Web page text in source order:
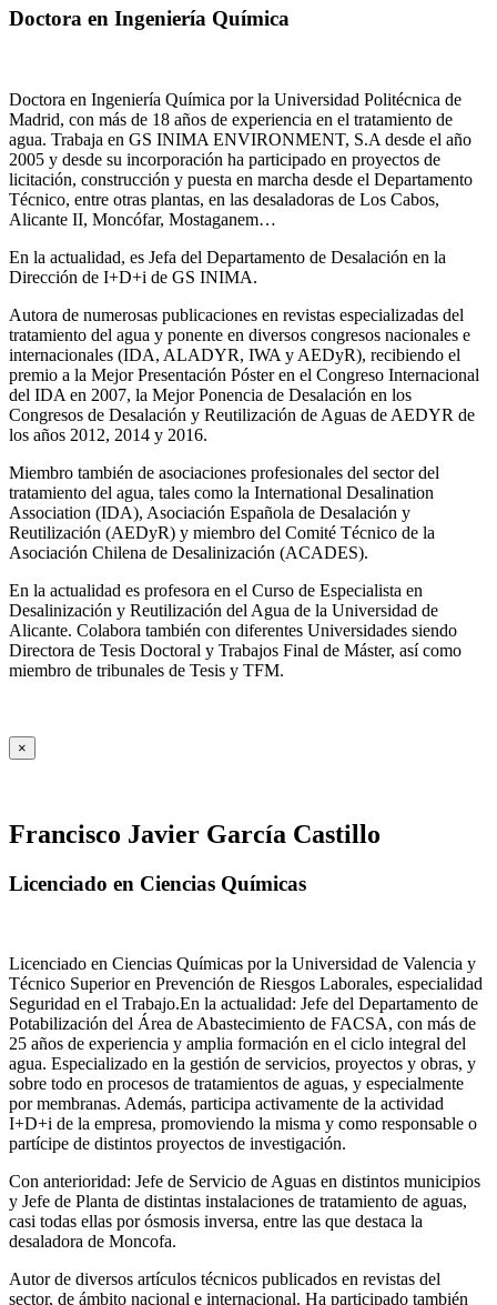
Doctora en Ingeniería Química
Doctora en Ingeniería Química por la Universidad Politécnica de
Madrid, con más de 18 años de experiencia en el tratamiento de
agua. Trabaja en GS INIMA ENVIRONMENT, S.A desde el año
2005 y desde su incorporación ha participado en proyectos de
licitación, construcción y puesta en marcha desde el Departamento
Técnico, entre otras plantas, en las desaladoras de Los Cabos,
Alicante II, Moncófar, Mostaganem…
En la actualidad, es Jefa del Departamento de Desalación en la
Dirección de I+D+i de GS INIMA.
Autora de numerosas publicaciones en revistas especializadas del
tratamiento del agua y ponente en diversos congresos nacionales e
internacionales (IDA, ALADYR, IWA y AEDyR), recibiendo el
premio a la Mejor Presentación Póster en el Congreso Internacional
del IDA en 2007, la Mejor Ponencia de Desalación en los
Congresos de Desalación y Reutilización de Aguas de AEDYR de
los años 2012, 2014 y 2016.
Miembro también de asociaciones profesionales del sector del
tratamiento del agua, tales como la International Desalination
Association (IDA), Asociación Española de Desalación y
Reutilización (AEDyR) y miembro del Comité Técnico de la
Asociación Chilena de Desalinización (ACADES).
En la actualidad es profesora en el Curso de Especialista en
Desalinización y Reutilización del Agua de la Universidad de
Alicante. Colabora también con diferentes Universidades siendo
Directora de Tesis Doctoral y Trabajos Final de Máster, así como
miembro de tribunales de Tesis y TFM.
×
Francisco Javier García Castillo
Licenciado en Ciencias Químicas
Licenciado en Ciencias Químicas por la Universidad de Valencia y
Técnico Superior en Prevención de Riesgos Laborales, especialidad
Seguridad en el Trabajo.En la actualidad: Jefe del Departamento de
Potabilización del Área de Abastecimiento de FACSA, con más de
25 años de experiencia y amplia formación en el ciclo integral del
agua. Especializado en la gestión de servicios, proyectos y obras, y
sobre todo en procesos de tratamientos de aguas, y especialmente
por membranas. Además, participa activamente de la actividad
I+D+i de la empresa, promoviendo la misma y como responsable o
partícipe de distintos proyectos de investigación.
Con anterioridad: Jefe de Servicio de Aguas en distintos municipios
y Jefe de Planta de distintas instalaciones de tratamiento de aguas,
casi todas ellas por ósmosis inversa, entre las que destaca la
desaladora de Moncofa.
Autor de diversos artículos técnicos publicados en revistas del
sector, de ámbito nacional e internacional. Ha participado también